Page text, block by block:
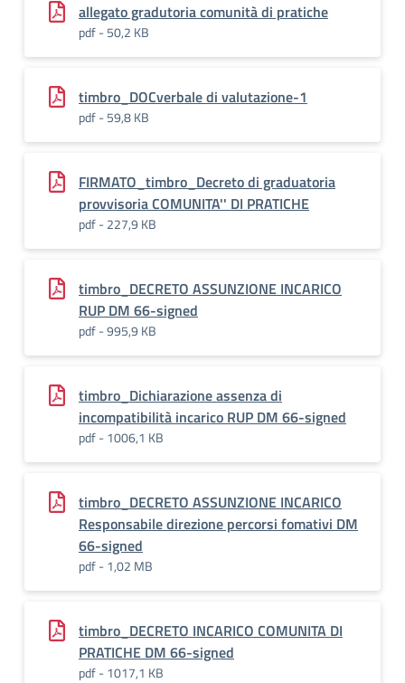
allegato gradutoria comunità di pratiche
pdf - 50,2 KB
timbro_DOCverbale di valutazione-1
pdf - 59,8 KB
FIRMATO_timbro_Decreto di graduatoria
provvisoria COMUNITA'' DI PRATICHE
pdf - 227,9 KB
timbro_DECRETO ASSUNZIONE INCARICO
RUP DM 66-signed
pdf - 995,9 KB
timbro_Dichiarazione assenza di
incompatibilità incarico RUP DM 66-signed
pdf - 1006,1 KB
timbro_DECRETO ASSUNZIONE INCARICO
Responsabile direzione percorsi fomativi DM
66-signed
pdf - 1,02 MB
timbro_DECRETO INCARICO COMUNITA DI
PRATICHE DM 66-signed
pdf - 1017,1 KB